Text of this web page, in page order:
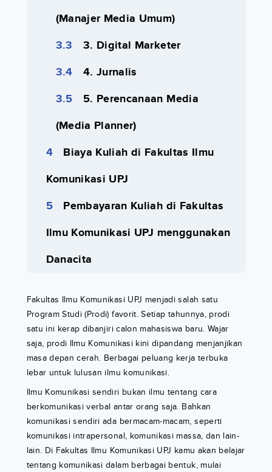
(Manajer Media Umum)
3. Digital Marketer
4. Jurnalis
5. Perencanaan Media
(Media Planner)
Biaya Kuliah di Fakultas Ilmu
Komunikasi UPJ
Pembayaran Kuliah di Fakultas
Ilmu Komunikasi UPJ menggunakan
Danacita
Fakultas Ilmu Komunikasi UPJ menjadi salah satu
Program Studi (Prodi) favorit. Setiap tahunnya, prodi
satu ini kerap dibanjiri calon mahasiswa baru. Wajar
saja, prodi Ilmu Komunikasi kini dipandang menjanjikan
masa depan cerah. Berbagai peluang kerja terbuka
lebar untuk lulusan ilmu komunikasi.
Ilmu Komunikasi sendiri bukan ilmu tentang cara
berkomunikasi verbal antar orang saja. Bahkan
komunikasi sendiri ada bermacam-macam, seperti
komunikasi intrapersonal, komunikasi massa, dan lain-
lain. Di Fakultas Ilmu Komunikasi UPJ kamu akan belajar
tentang komunikasi dalam berbagai bentuk, mulai